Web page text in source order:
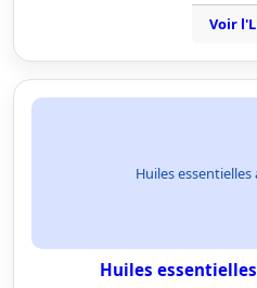
Voir
Huiles
Huiles